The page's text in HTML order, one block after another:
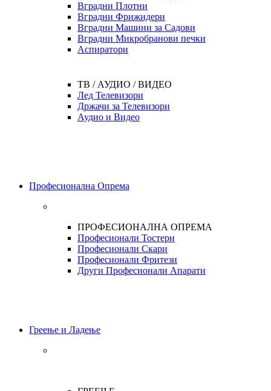
Вградни Плотни
Вградни Фрижидери
Вградни Машини за Садови
Вградни Микробранови печки
Аспиратори
ТВ / АУДИО / ВИДЕО
Лед Телевизори
Држачи за Телевизори
Аудио и Видео
Професионална Опрема
ПРОФЕСИОНАЛНА ОПРЕМА
Професионали Тостери
Професионали Скари
Професионали Фритези
Други Професионали Апарати
Греење и Ладење